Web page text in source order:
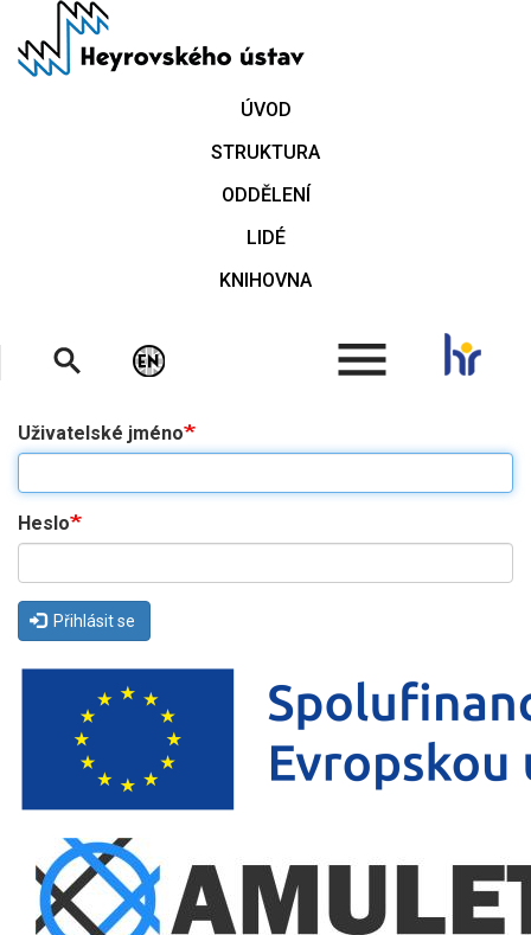
hlavnímu
ÚVOD
STRUKTURA
ODDĚLENÍ
LIDÉ
KNIHOVNA
.
Uživatelské jméno
Heslo
Přihlásit se